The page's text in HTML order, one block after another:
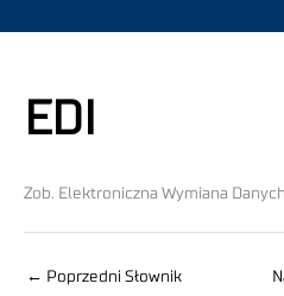
EDI
Zob. Elektroniczna Wymiana
← Poprzedni Słownik